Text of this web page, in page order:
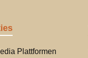
Plattformen